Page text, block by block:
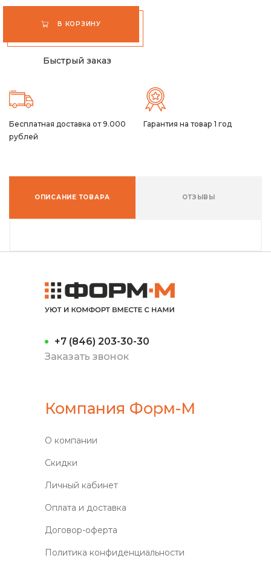
В КОРЗИНУ
Быстрый заказ
Бесплатная доставка от 9.000
рублей
Гарантия на товар 1 год
ОПИСАНИЕ ТОВАРА ОТЗЫВЫ
+7 (846) 203-30-30
Заказать звонок
Компания Форм-М
О компании
Скидки
Личный кабинет
Оплата и доставка
Договор-оферта
Политика конфиденциальности